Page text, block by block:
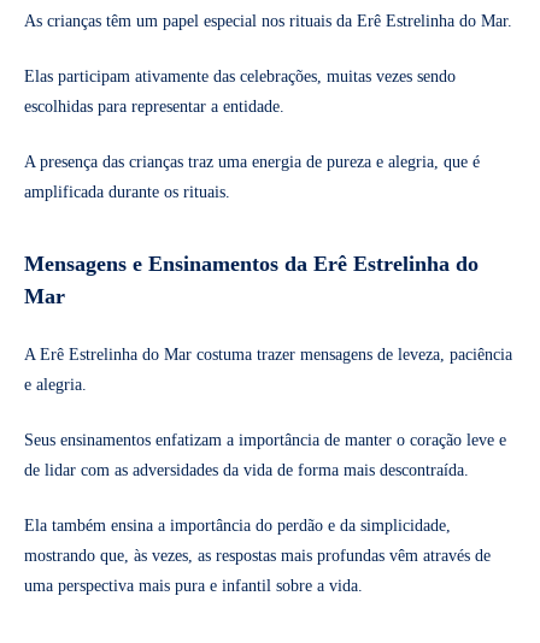
As crianças têm um papel especial nos rituais da Erê Estrelinha do Mar.
Elas participam ativamente das celebrações, muitas vezes sendo
escolhidas para representar a entidade.
A presença das crianças traz uma energia de pureza e alegria, que é
amplificada durante os rituais.
Mensagens e Ensinamentos da Erê Estrelinha do
Mar
A Erê Estrelinha do Mar costuma trazer mensagens de leveza, paciência
e alegria.
Seus ensinamentos enfatizam a importância de manter o coração leve e
de lidar com as adversidades da vida de forma mais descontraída.
Ela também ensina a importância do perdão e da simplicidade,
mostrando que, às vezes, as respostas mais profundas vêm através de
uma perspectiva mais pura e infantil sobre a vida.